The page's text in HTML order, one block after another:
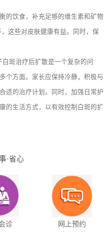
饮食，补充足够的维生素和矿物
这些对皮肤健康有益。同时，保
白斑治疗后扩散是一个复杂的问
个方面。家长应保持冷静，积极与
适的治疗计划。同时，加强日常护
的生活方式，以有效控制白斑的扩
·省心
诊 网上预约